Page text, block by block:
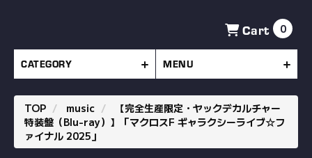
Cart 0
CATEGORY MENU
TOP music
【完全生産限定・ヤックデカルチャー
特装盤（Blu-ray）】「マクロスF ギャラクシーライブ☆フ
ァイナル 2025」